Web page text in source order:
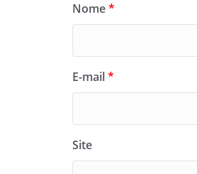
Nome*
E-mail*
Site